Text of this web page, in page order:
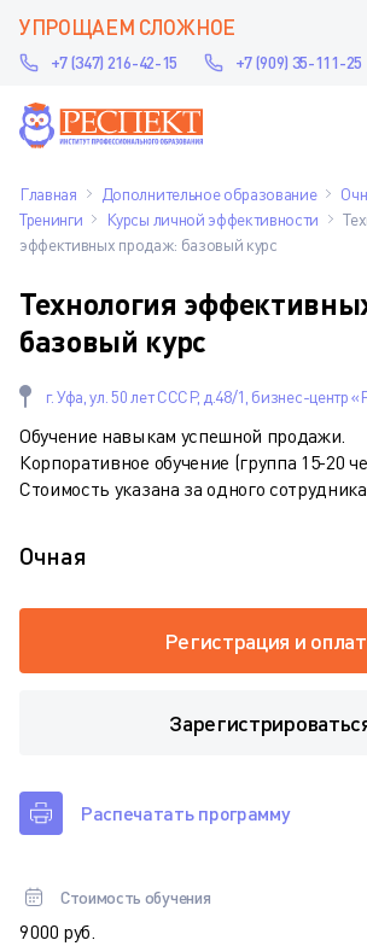
УПРОЩАЕМ СЛОЖНОЕ
+7 (347) 216-42-15 +7 (909) 35-111-25
Главная Дополнительное образование
Тренинги
Курсы личной эффективности
эффективных продаж: базовый курс
Технология
базовый курс
г. Уфа, ул. 50 лет СССР, д.48/1, бизнес-центр
Обучение навыкам успешной продажи.
Корпоративное обучение (группа 15-20
Стоимость указана за одного
Очная
Регистрация и
Распечатать программу
Стоимость обучения
9 000 руб.